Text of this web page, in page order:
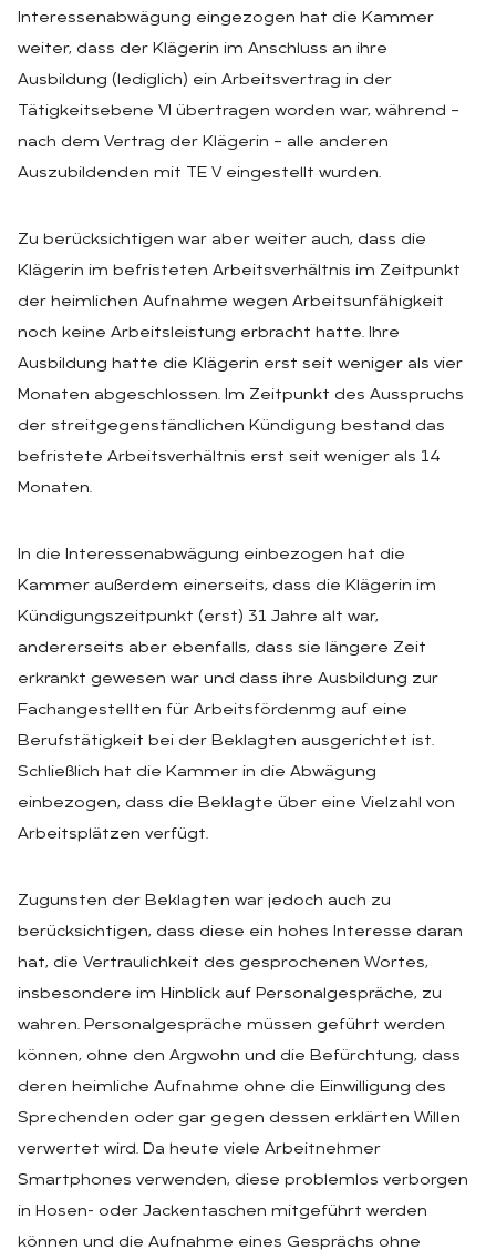
Interessenabwägung eingezogen hat die Kammer
weiter, dass der Klägerin im Anschluss an ihre
Ausbildung (lediglich) ein Arbeitsvertrag in der
Tätigkeitsebene VI übertragen worden war, während –
nach dem Vertrag der Klägerin – alle anderen
Auszubildenden mit TE V eingestellt wurden.
Zu berücksichtigen war aber weiter auch, dass die
Klägerin im befristeten Arbeitsverhältnis im Zeitpunkt
der heimlichen Aufnahme wegen Arbeitsunfähigkeit
noch keine Arbeitsleistung erbracht hatte. Ihre
Ausbildung hatte die Klägerin erst seit weniger als vier
Monaten abgeschlossen. Im Zeitpunkt des Ausspruchs
der streitgegenständlichen Kündigung bestand das
befristete Arbeitsverhältnis erst seit weniger als 14
Monaten.
In die Interessenabwägung einbezogen hat die
Kammer außerdem einerseits, dass die Klägerin im
Kündigungszeitpunkt (erst) 31 Jahre alt war,
andererseits aber ebenfalls, dass sie längere Zeit
erkrankt gewesen war und dass ihre Ausbildung zur
Fachangestellten für Arbeitsfördenmg auf eine
Berufstätigkeit bei der Beklagten ausgerichtet ist.
Schließlich hat die Kammer in die Abwägung
einbezogen, dass die Beklagte über eine Vielzahl von
Arbeitsplätzen verfügt.
Zugunsten der Beklagten war jedoch auch zu
berücksichtigen, dass diese ein hohes Interesse daran
hat, die Vertraulichkeit des gesprochenen Wortes,
insbesondere im Hinblick auf Personalgespräche, zu
wahren. Personalgespräche müssen geführt werden
können, ohne den Argwohn und die Befürchtung, dass
deren heimliche Aufnahme ohne die Einwilligung des
Sprechenden oder gar gegen dessen erklärten Willen
verwertet wird. Da heute viele Arbeitnehmer
Smartphones verwenden, diese problemlos verborgen
in Hosen- oder Jackentaschen mitgeführt werden
können und die Aufnahme eines Gesprächs ohne